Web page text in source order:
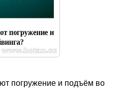
погружение и подъём во